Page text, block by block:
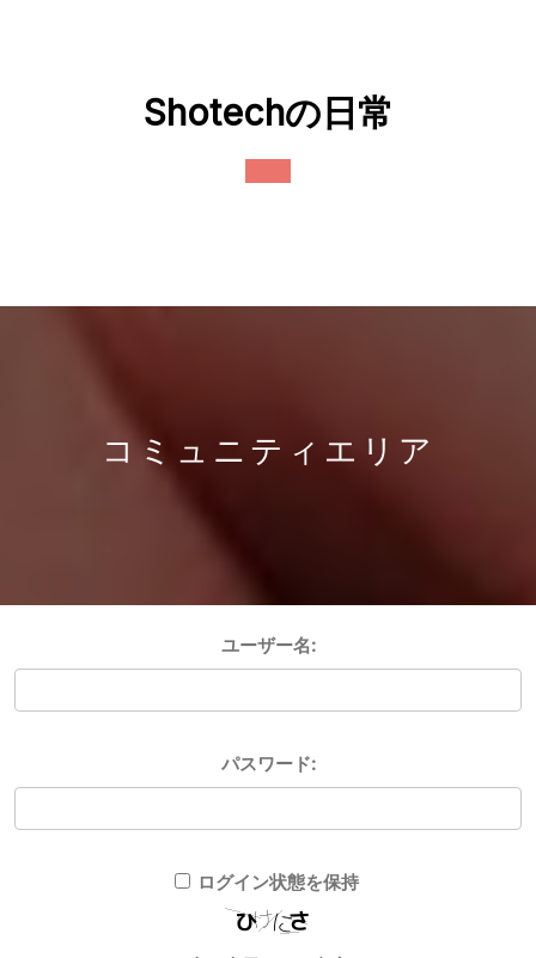
Shotechの日常
コミュニティエリア
ユーザー名:
パスワード:
ログイン状態を保持